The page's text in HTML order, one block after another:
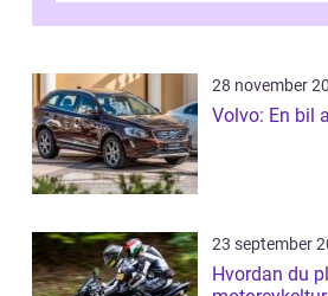
28 november
Volvo: En bil
23 september
Hvordan du